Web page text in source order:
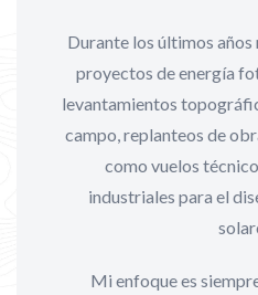
Durante los últimos años
proyectos de energía
levantamientos
campo, replanteos de
como vuelos
industriales para el
Mi enfoque es